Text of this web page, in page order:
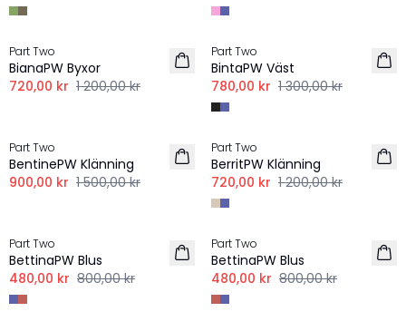
LINNE
-40%
Part Two
BianaPW Byxor
720,00 kr 1 200,00 kr
LINNE
-40%
Part Two
BintaPW Väst
780,00 kr 1 300,00 kr
LINNE
Part Two
BentinePW Klänning
900,00 kr 1 500,00 kr
LINNE
-40%
Part Two
BerritPW Klänning
720,00 kr 1 200,00 kr
LINNE
Part Two
BettinaPW Blus
480,00 kr 800,00 kr
LINNE
-40%
Part Two
BettinaPW Blus
480,00 kr 800,00 kr
-40% -40%